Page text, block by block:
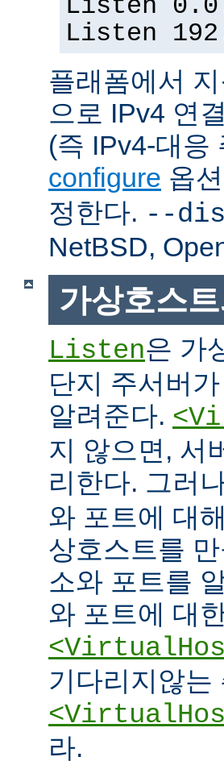
Listen
Listen
플래폼에서
으로 IPv4 연
(즉 IPv4-대응
configure 옵션
정한다. --
NetBSD,
가상호스
Listen은 가
단지 주서버
알려준다.
지 않으면, 서
리한다. 그러
와 포트에 대
상호스트를
소와 포트를
와 포트에 대
기다리지않는
라.